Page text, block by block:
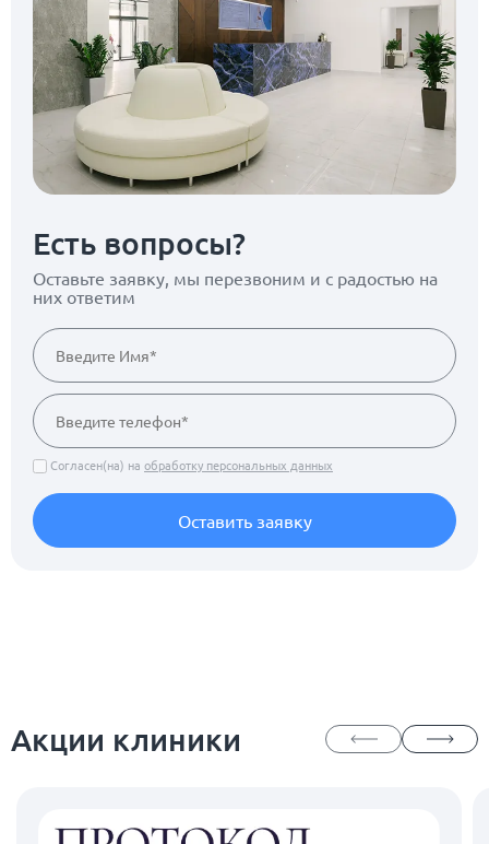
Есть вопросы?
Оставьте заявку, мы перезвоним и с радостью на
них ответим
Согласен(на) на обработку персональных данных
Оставить заявку
Акции клиники